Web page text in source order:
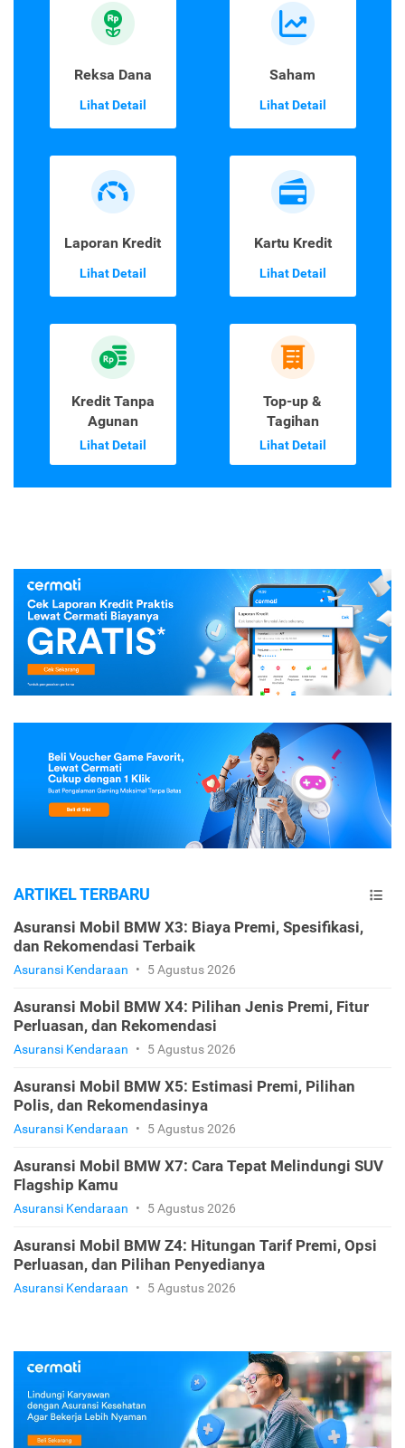
Reksa Dana
Lihat Detail
Saham
Lihat Detail
Laporan Kredit
Lihat Detail
Kartu Kredit
Lihat Detail
Kredit Tanpa
Agunan
Lihat Detail
Top-up &
Tagihan
Lihat Detail
ARTIKEL TERBARU
Asuransi Mobil BMW X3: Biaya Premi, Spesifikasi,
dan Rekomendasi Terbaik
Asuransi Kendaraan • 5 Agustus 2026
Asuransi Mobil BMW X4: Pilihan Jenis Premi, Fitur
Perluasan, dan Rekomendasi
Asuransi Kendaraan • 5 Agustus 2026
Asuransi Mobil BMW X5: Estimasi Premi, Pilihan
Polis, dan Rekomendasinya
Asuransi Kendaraan • 5 Agustus 2026
Asuransi Mobil BMW X7: Cara Tepat Melindungi SUV
Flagship Kamu
Asuransi Kendaraan • 5 Agustus 2026
Asuransi Mobil BMW Z4: Hitungan Tarif Premi, Opsi
Perluasan, dan Pilihan Penyedianya
Asuransi Kendaraan • 5 Agustus 2026